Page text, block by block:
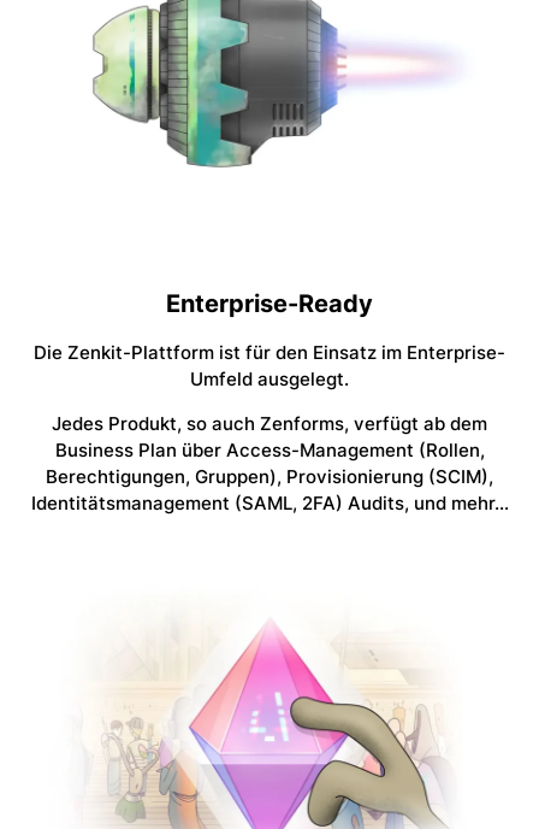
Enterprise-Ready
Die Zenkit-Plattform ist für den Einsatz im Enterprise-
Umfeld ausgelegt.
Jedes Produkt, so auch Zenforms, verfügt ab dem
Business Plan über Access-Management (Rollen,
Berechtigungen, Gruppen), Provisionierung (SCIM),
Identitätsmanagement (SAML, 2FA) Audits, und mehr…